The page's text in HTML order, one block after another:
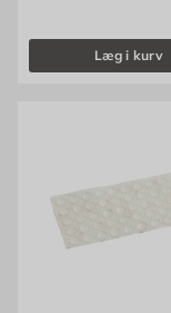
Læg i kurv